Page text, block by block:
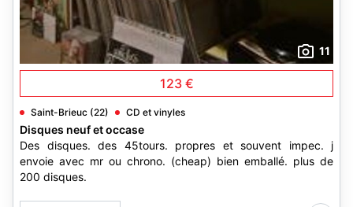
11
123 €
Saint-Brieuc (22) CD et vinyles
Disques neuf et occase
Des disques. des 45tours. propres et souvent impec. j
envoie avec mr ou chrono. (cheap) bien emballé. plus de
200 disques.